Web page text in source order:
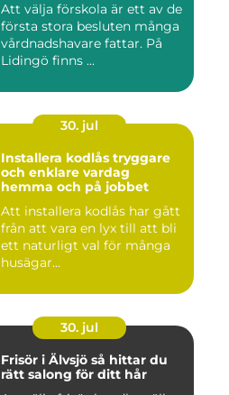
Att välja förskola är ett av de
första stora besluten många
vårdnadshavare fattar. På
Lidingö finns ...
30. jul
Installera kodlås tryggare
och enklare vardag
hemma och på jobbet
Att installera kodlås har gått
från att vara en lyx till att bli
ett naturligt val för många
husägar...
30. jul
Frisör i Älvsjö så hittar du
rätt salong för ditt hår